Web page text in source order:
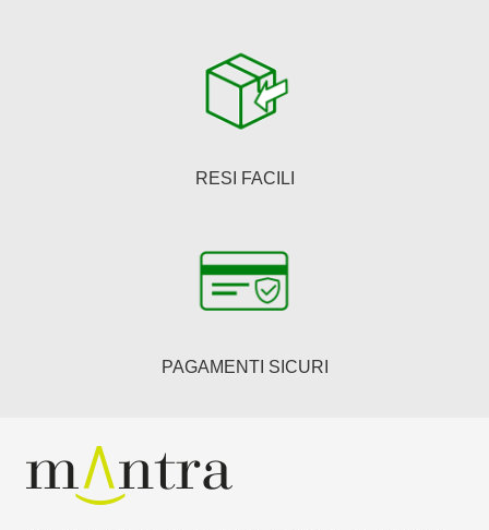
RESI FACILI
PAGAMENTI SICURI